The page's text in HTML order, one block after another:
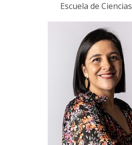
Escuela de